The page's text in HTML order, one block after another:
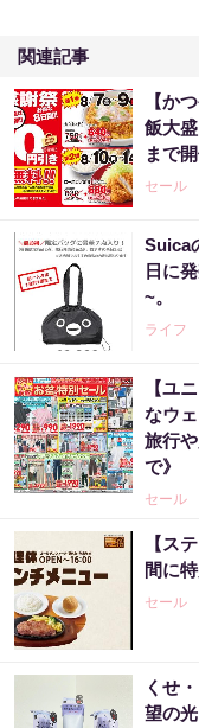
関連記事
【か
飯大
まで開
セール
Suica
日に
~。
ライフ
【ユ
なウ
旅行
で》
セール
【ス
間に
セール
くせ
望の